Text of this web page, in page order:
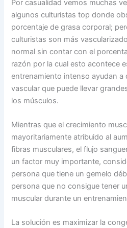
Por casualidad vemos muchas
algunos culturistas top donde
porcentaje de grasa corporal;
culturistas son más
normal sin contar con el
razón por la cual esto acontece
entrenamiento intenso ayudan a
vascular que puede llevar
los músculos.
Mientras que el crecimiento
mayoritariamente atribuido al
fibras musculares, el flujo
un factor muy importante,
persona que tiene un gemelo
persona que no consigue tener
muscular durante un
La solución es maximizar la